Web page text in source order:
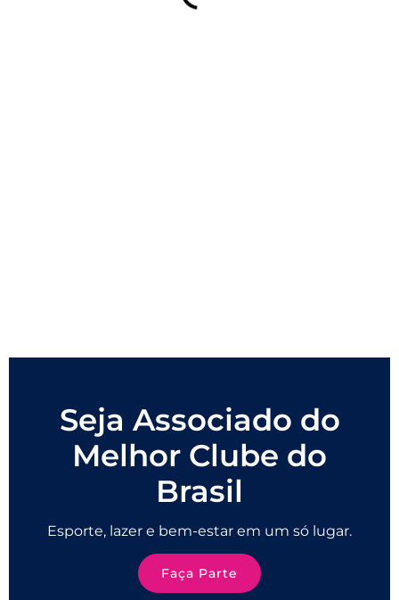
Seja Associado do
Melhor Clube do
Brasil
Esporte, lazer e bem-estar em um só lugar.
Faça Parte